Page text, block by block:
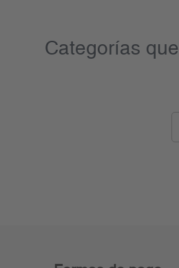
Categorías